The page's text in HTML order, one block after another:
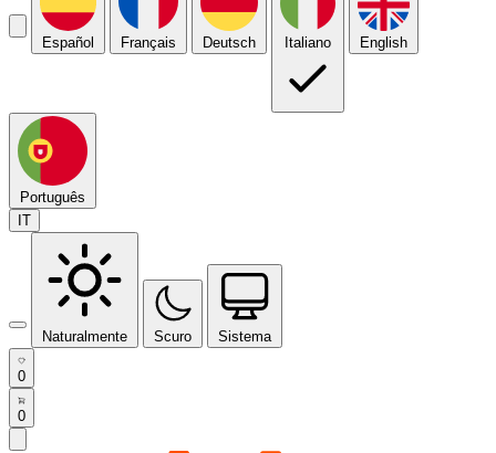
Español Français Deutsch Italiano English
Português
IT
Naturalmente Scuro Sistema
0
0